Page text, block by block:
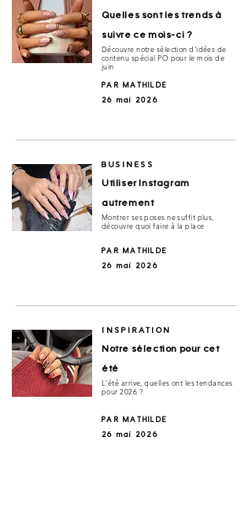
Quelles sont les trends à
suivre ce mois-ci ?
Découvre notre sélection d'idées de
contenu spécial PO pour le mois de
juin
PAR MATHILDE
26 mai 2026
BUSINESS
Utiliser Instagram
autrement
Montrer ses poses ne suffit plus,
découvre quoi faire à la place
PAR MATHILDE
26 mai 2026
INSPIRATION
Notre sélection pour cet
été
L'été arrive, quelles ont les tendances
pour 2026 ?
PAR MATHILDE
26 mai 2026